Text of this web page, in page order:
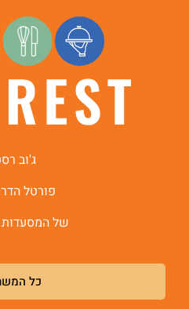
ג'וב
פורטל
של המסעדות
כל